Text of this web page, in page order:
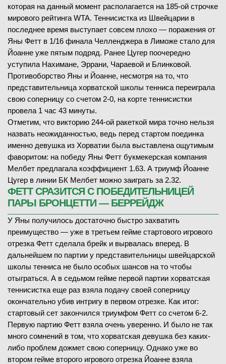
которая на данный момент располагается на 185-ой строчке
мирового рейтинга WTA. Теннисистка из Швейцарии в
последнее время выступает совсем плохо — поражения от
Яны Фетт в 1/16 финала Челленджера в Лиможе стало для
Йоанне уже пятым подряд. Ранее Цугер поочередно
уступила Нахимане, Эррани, Чараевой и Блинковой.
Противоборство Яны и Йоанне, несмотря на то, что
представительница хорватской школы тенниса переиграла
свою соперницу со счетом 2-0, на корте теннисистки
провела 1 час 43 минуты.
Отметим, что викторию 244-ой ракеткой мира точно нельзя
назвать неожиданностью, ведь перед стартом поединка
именно девушка из Хорватии была выставлена ощутимым
фаворитом: на победу Яны Фетт букмекерская компания
Мелбет предлагала коэффициент 1.63. А триумф Йоанне
Цугер в линии БК Мелбет можно заиграть за 2.32.
ФЕТТ СРАЗИТСЯ С ПОБЕДИТЕЛЬНИЦЕЙ
ПАРЫ БРОНЦЕТТИ — БЕРРЕЙДЖ
У Яны получилось достаточно быстро захватить
преимущество — уже в третьем гейме стартового игрового
отрезка Фетт сделала брейк и вырвалась вперед. В
дальнейшем по партии у представительницы швейцарской
школы тенниса не было особых шансов на то чтобы
отыграться. А в седьмом гейме первой партии хорватская
теннисистка еще раз взяла подачу своей соперницу
окончательно убив интригу в первом отрезке. Как итог:
стартовый сет закончился триумфом Фетт со счетом 6-2.
Первую партию Фетт взяла очень уверенно. И было не так
много сомнений в том, что хорватская девушка без каких-
либо проблем дожмет свою соперницу. Однако уже во
втором гейме второго игрового отрезка Йоанне взяла